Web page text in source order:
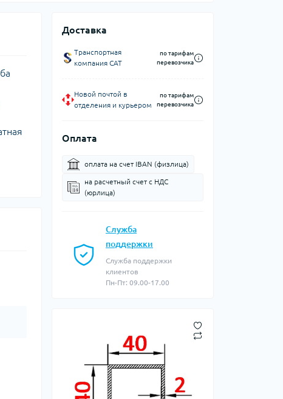
Доставка
Транспортная
компания CAT
по тарифам
перевозчика
Новой почтой в
отделения и курьером
по тарифам
перевозчика
Оплата
оплата на счет IBAN (физлица)
на расчетный счет c НДС
(юрлица)
Служба
поддержки
Служба поддержки
клиентов
Пн-Пт: 09.00-17.00